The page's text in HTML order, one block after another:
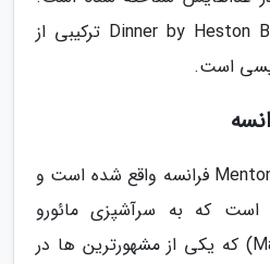
منوی رستوران Dinner by Heston Blumenthal ترکیبی از
است.
رستوران Mirazur در شهر Menton فرانسه واقع شده است و
است که به سرآشپزی مائورو
کولاگرکو (Mauro Colagreco) که یکی از مشهورترین ها در